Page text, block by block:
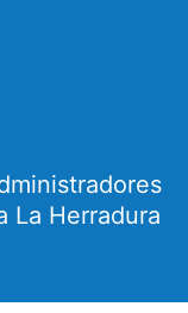
La Herradura